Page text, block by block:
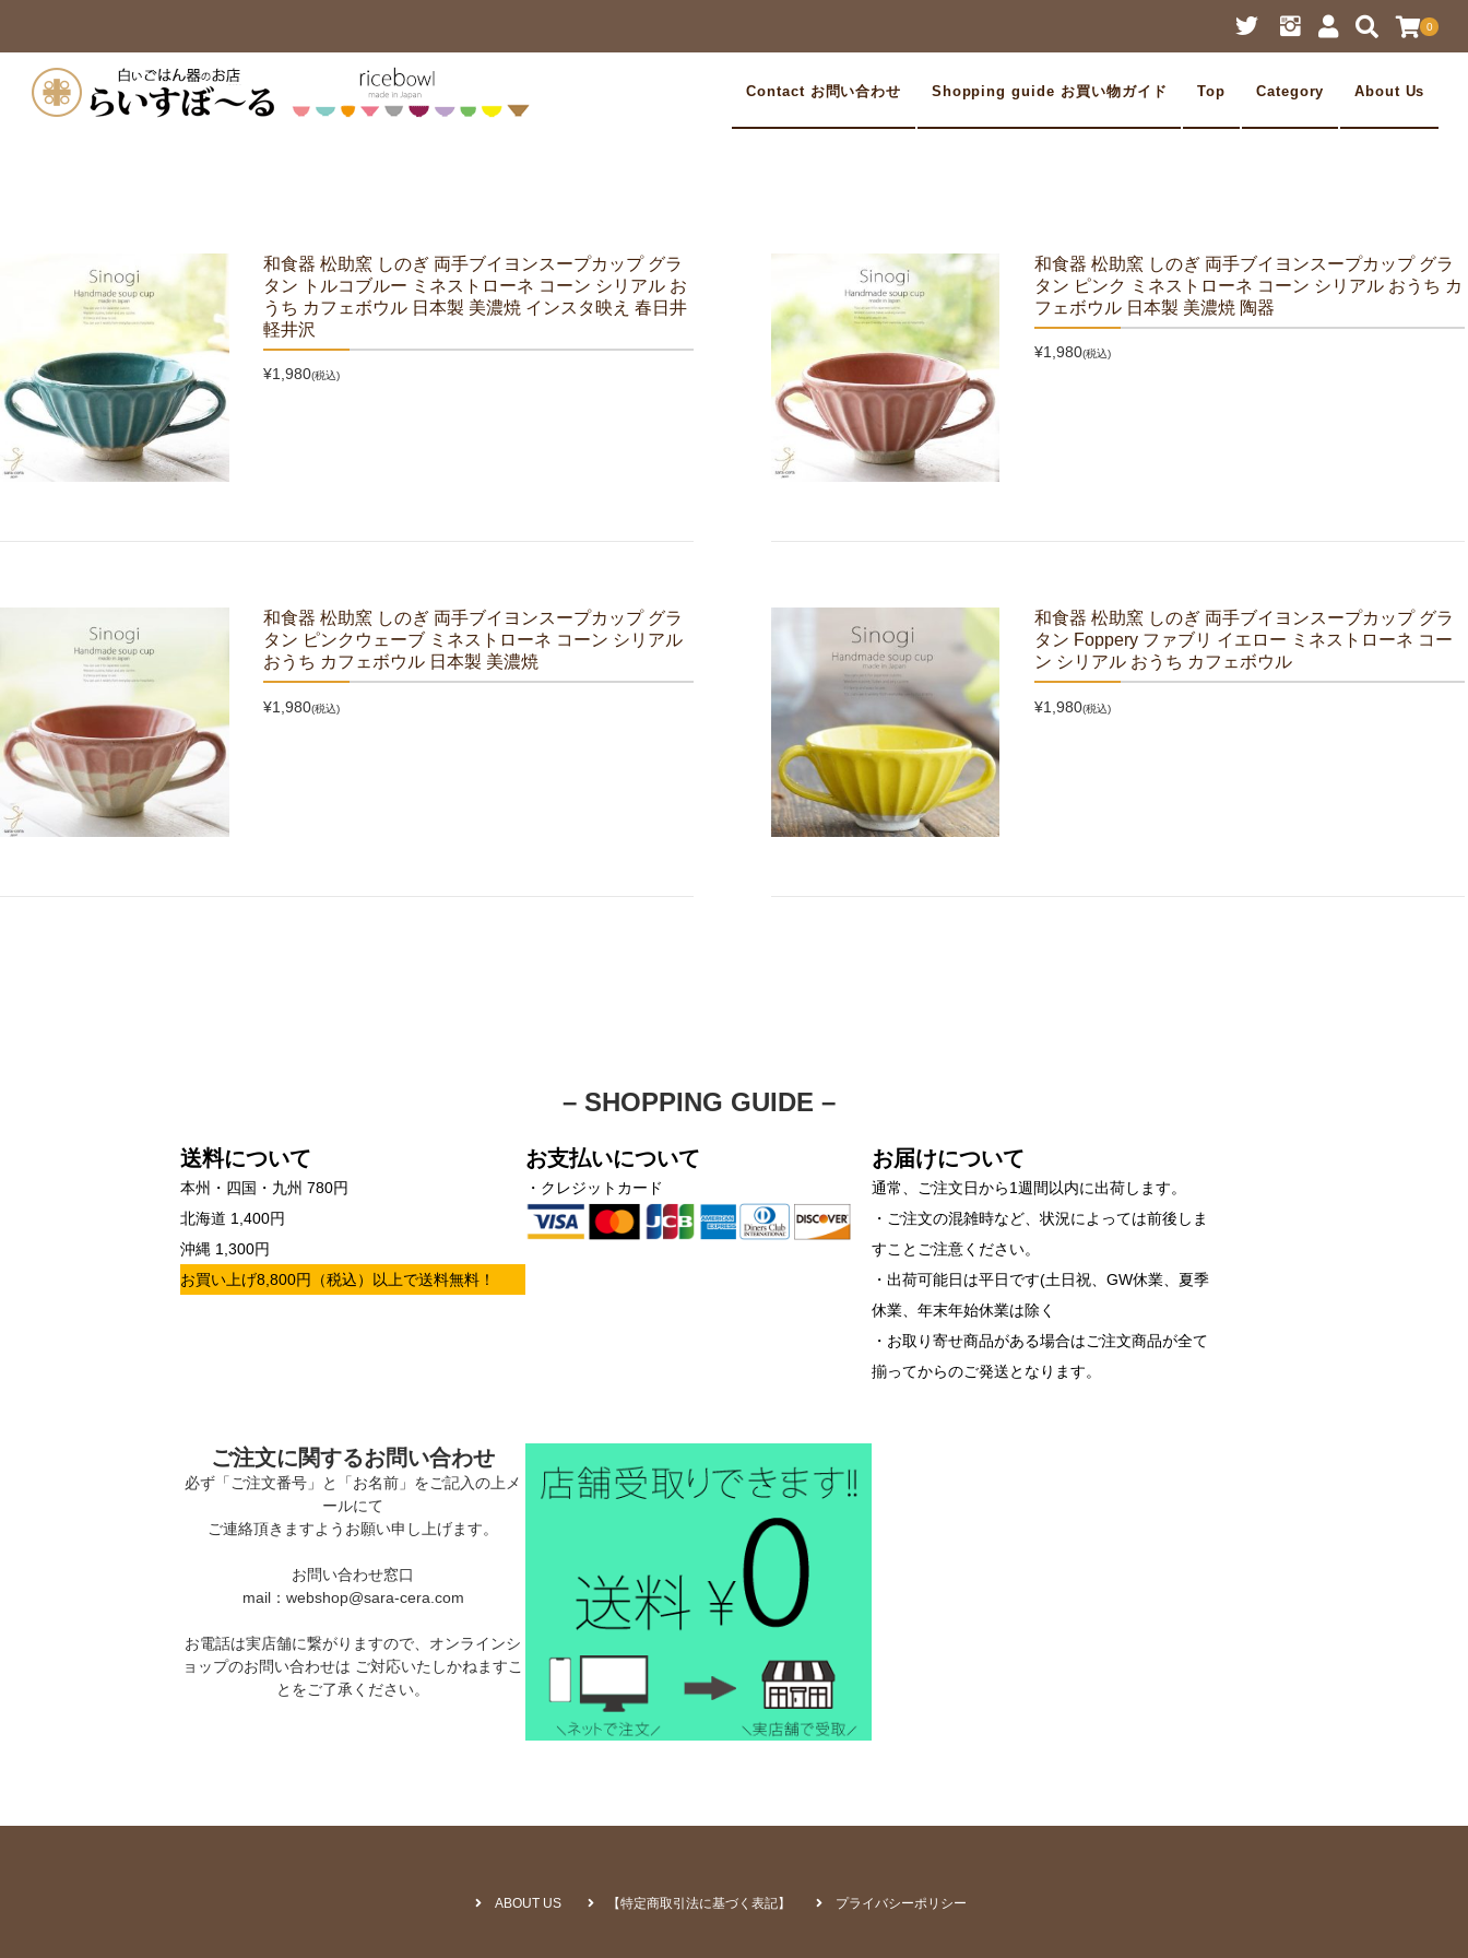
0
Contact お問い合わせ Shopping guide お買い物ガイド Top Category About Us
和食器 松助窯 しのぎ 両手ブイヨンスープカップ グラ
タン トルコブルー ミネストローネ コーン シリアル お
うち カフェボウル 日本製 美濃焼 インスタ映え 春日井
軽井沢
¥1,980(税込)
和食器 松助窯 しのぎ 両手ブイヨンスープカップ グラ
タン ピンク ミネストローネ コーン シリアル おうち カ
フェボウル 日本製 美濃焼 陶器
¥1,980(税込)
和食器 松助窯 しのぎ 両手ブイヨンスープカップ グラ
タン ピンクウェーブ ミネストローネ コーン シリアル
おうち カフェボウル 日本製 美濃焼
¥1,980(税込)
和食器 松助窯 しのぎ 両手ブイヨンスープカップ グラ
タン Foppery ファブリ イエロー ミネストローネ コー
ン シリアル おうち カフェボウル
¥1,980(税込)
– SHOPPING GUIDE –
送料について
本州・四国・九州 780円
北海道 1,400円
沖縄 1,300円
お買い上げ8,800円（税込）以上で送料無料！
お支払いについて
・クレジットカード
お届けについて
通常、ご注文日から1週間以内に出荷します。
・ご注文の混雑時など、状況によっては前後しま
すことご注意ください。
・出荷可能日は平日です(土日祝、GW休業、夏季
休業、年末年始休業は除く
・お取り寄せ商品がある場合はご注文商品が全て
揃ってからのご発送となります。
ご注文に関するお問い合わせ
必ず「ご注文番号」と「お名前」をご記入の上メ
ールにて
ご連絡頂きますようお願い申し上げます。
お問い合わせ窓口
mail：webshop@sara-cera.com
お電話は実店舗に繋がりますので、オンラインシ
ョップのお問い合わせは ご対応いたしかねますこ
とをご了承ください。
ABOUT US 【特定商取引法に基づく表記】 プライバシーポリシー